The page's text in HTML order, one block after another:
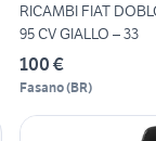
RICAMBI FIAT
95 CV GIALLO – 33
100 €
Fasano(BR)